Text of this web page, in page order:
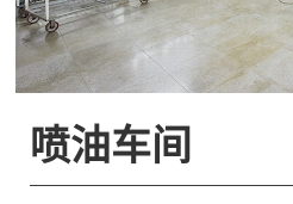
喷油车间